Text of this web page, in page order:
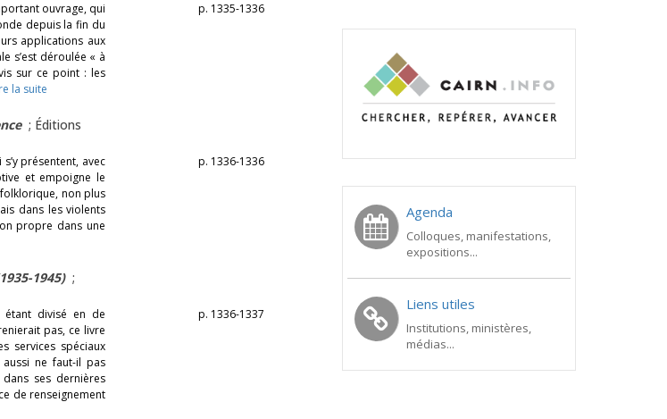
ouvrage, qui
depuis la fin du
applications aux
s’est déroulée « à
sur ce point : les
la suite
p. 1335-1336
; Éditions
présentent, avec
et empoigne le
non plus
dans les violents
propre dans une
p. 1336-1336
1945) ;
étant divisé en de
pas, ce livre
services spéciaux
ne faut-il pas
ses dernières
de renseignement
p. 1336-1337
Agenda
Colloques, manifestations,
expositions...
Liens utiles
Institutions, ministères,
médias...